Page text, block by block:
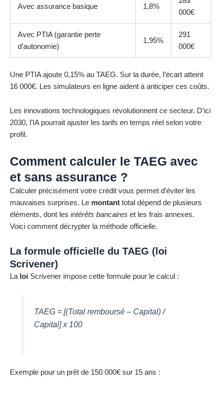
Avec assurance basique 1,8%
000€
Avec PTIA (garantie perte
d’autonomie)
1,95%
291
000€
Une PTIA ajoute 0,15% au TAEG. Sur la durée, l’écart atteint
16 000€. Les simulateurs en ligne aident à anticiper ces coûts.
Les innovations technologiques révolutionnent ce secteur. D’ici
2030, l’IA pourrait ajuster les tarifs en temps réel selon votre
profil.
Comment calculer le TAEG avec
et sans assurance ?
Calculer précisément votre crédit vous permet d’éviter les
mauvaises surprises. Le montant total dépend de plusieurs
éléments, dont les intérêts bancaires et les frais annexes.
Voici comment décrypter la méthode officielle.
La formule officielle du TAEG (loi
Scrivener)
La loi Scrivener impose cette formule pour le calcul :
TAEG = [(Total remboursé – Capital) /
Capital] x 100
Exemple pour un prêt de 150 000€ sur 15 ans :